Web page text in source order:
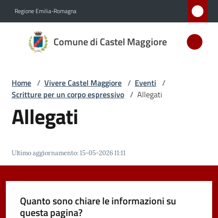
Regione Emilia-Romagna
Comune di Castel Maggiore
Comune
di Castel
D'ARGENTO
AL MERITO
Amministrazione
Novità
Servizi
Home / Vivere Castel Maggiore / Eventi /
Scritture per un corpo espressivo / Allegati
Allegati
Ultimo aggiornamento:15-05-2026 11:11
Quanto sono chiare le informazioni su
questa pagina?